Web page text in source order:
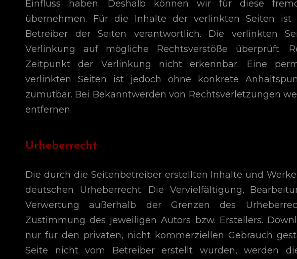
Einfluss haben. Deshalb können wir für diese
übernehmen. Für die Inhalte der verlinkten Seiten
Betreiber der Seiten verantwortlich. Die verlinkten
Verlinkung auf mögliche Rechtsverstöße überprüft.
Zeitpunkt der Verlinkung nicht erkennbar. Eine
verlinkten Seiten ist jedoch ohne konkrete
zumutbar. Bei Bekanntwerden von Rechtsverletzungen
entfernen.
Urheberrecht
Die durch die Seitenbetreiber erstellten Inhalte und
deutschen Urheberrecht. Die Vervielfältigung,
Verwertung außerhalb der Grenzen des
Zustimmung des jeweiligen Autors bzw. Erstellers.
nur für den privaten, nicht kommerziellen Gebrauch
Seite nicht vom Betreiber erstellt wurden, werden